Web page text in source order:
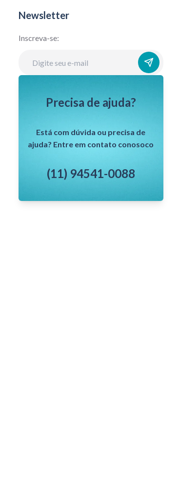
Newsletter
Inscreva-se:
Precisa de ajuda?
Está com dúvida ou precisa de
ajuda? Entre em contato conosoco
(11) 94541-0088